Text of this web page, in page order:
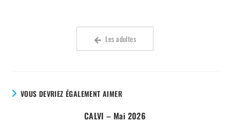
Les adultes
VOUS DEVRIEZ ÉGALEMENT AIMER
CALVI – Mai 2026